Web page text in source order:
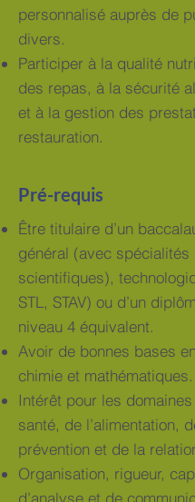
personnalisé auprès de
divers.
Participer à la qualité
des repas, à la sécurité
et à la gestion des
restauration.
Pré-requis
Être titulaire d’un
général (avec spécialités
scientifiques),
STL, STAV) ou d’un
niveau 4 équivalent.
Avoir de bonnes bases
chimie et mathématiques.
Intérêt pour les
santé, de l’alimentation,
prévention et de la
Organisation, rigueur,
d’analyse et de